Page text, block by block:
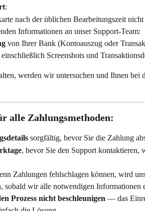
:
nach der üblichen Bearbeitungszeit nicht
Informationen an unser Support-Team:
von Ihrer Bank (Kontoauszug oder
einschließlich Screenshots und
werden wir untersuchen und Ihnen bei
alle Zahlungsmethoden:
sorgfältig, bevor Sie die Zahlung
, bevor Sie den Support kontaktieren,
Zahlungen fehlschlagen können, wird
sobald wir alle notwendigen Informationen
Prozess nicht beschleunigen — das